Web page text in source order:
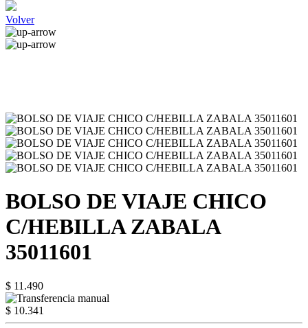
Volver
BOLSO DE VIAJE CHICO
C/HEBILLA ZABALA
35011601
$ 11.490
$ 10.341